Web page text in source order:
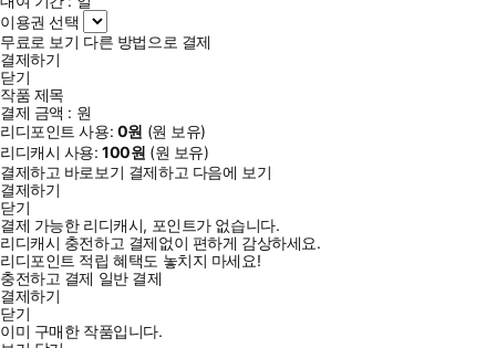
이용권 선택
무료로 보기 다른 방법으로 결제
결제하기
닫기
작품 제목
결제 금액 : 원
리디포인트 사용: 0원 (원 보유)
리디캐시 사용:100원 (원 보유)
결제하고 바로보기 결제하고 다음에 보기
결제하기
닫기
결제 가능한 리디캐시, 포인트가 없습니다.
리디캐시 충전하고 결제없이 편하게 감상하세요.
리디포인트 적립 혜택도 놓치지 마세요!
충전하고 결제 일반 결제
결제하기
닫기
이미 구매한 작품입니다.